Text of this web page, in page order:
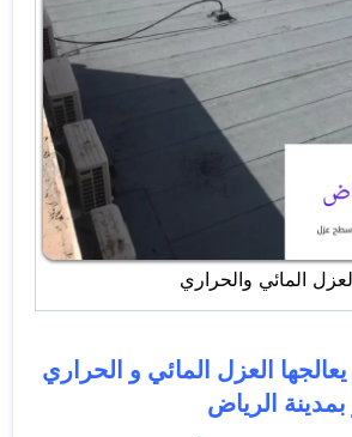
المائي والحراري
العزل المائي و الحراري
الرياض